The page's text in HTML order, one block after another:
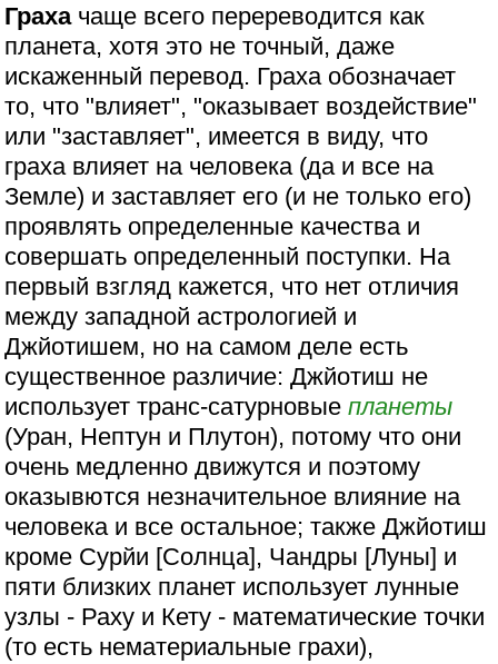
Грахачаще всего перереводится как
планета, хотя это не точный, даже
искаженный перевод. Граха обозначает
то, что "влияет", "оказывает воздействие"
или "заставляет", имеется в виду, что
граха влияет на человека (да и все на
Земле) и заставляет его (и не только его)
проявлять определенные качества и
совершать определенный поступки. На
первый взгляд кажется, что нет отличия
между западной астрологией и
Джйотишем, но на самом деле есть
существенное различие: Джйотиш не
использует транс-сатурновыепланеты
(Уран, Нептун и Плутон), потому что они
очень медленно движутся и поэтому
оказывются незначительное влияние на
человека и все остальное; также Джйотиш
кроме Сурйи [Солнца], Чандры [Луны] и
пяти близких планет использует лунные
узлы - Раху и Кету - математические точки
(то есть нематериальные грахи),